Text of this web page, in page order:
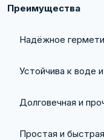
Преимущества
Надёжное
Устойчива к воде
Долговечная и
Простая и